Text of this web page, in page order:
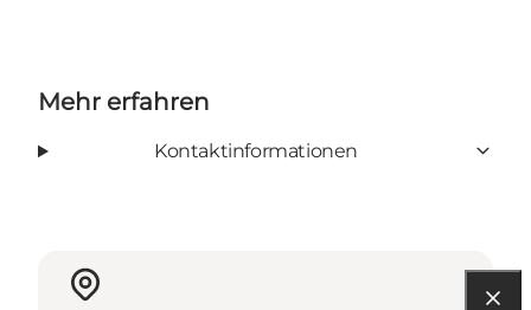
Mehr erfahren
Kontaktinformationen